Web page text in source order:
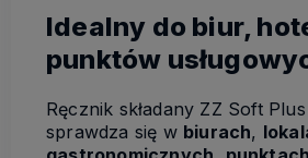
Idealny do biur,
punktów
Ręcznik składany ZZ Soft
sprawdza się w biurach,